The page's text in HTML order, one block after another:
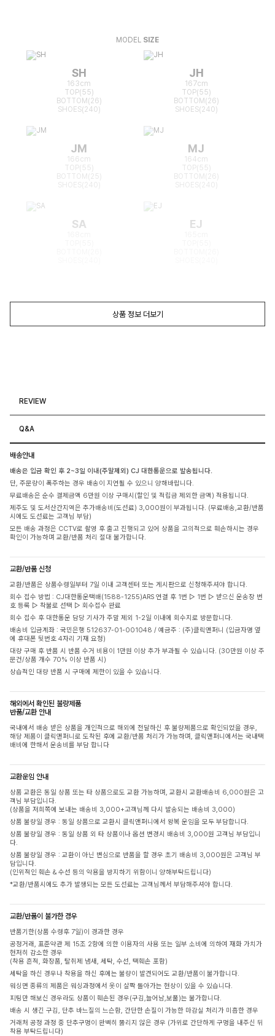
MODEL SIZE
SH
163cm
TOP(55)
BOTTOM(26)
SHOES(240)
JH
167cm
TOP(55)
BOTTOM(26)
SHOES(240)
JM
166cm
TOP(55)
BOTTOM(25)
MJ
164cm
TOP(55)
BOTTOM(26)
SA EJ
상품 정보 더보기
REVIEW
Q&A
배송안내
배송은 입금 확인 후 2~3일 이내(주말제외) CJ 대한통운으로 발송됩니다.
단, 주문량이 폭주하는 경우 배송이 지연될 수 있으니 양해바랍니다.
무료배송은 순수 결제금액 6만원 이상 구매시(할인 및 적립금 제외한 금액) 적용됩니다.
제주도 및 도서산간지역은 추가배송비(도선료) 3,000원이 부과됩니다. (무료배송,교환/반품
시에도 도선료는 고객님 부담)
모든 배송 과정은 CCTV로 촬영 후 출고 진행되고 있어 상품을 고의적으로 훼손하시는 경우
확인이 가능하며 교환/반품 처리 절대 불가합니다.
교환/반품 신청
교환/반품은 상품수령일부터 7일 이내 고객센터 또는 게시판으로 신청해주셔야 합니다.
회수 접수 방법 : CJ대한통운택배(1588-1255)ARS 연결 후 1번 ▷ 1번 ▷ 받으신 운송장 번
호 등록 ▷ 착불로 선택 ▷ 회수접수 완료
회수 접수 후 대한통운 담당 기사가 주말 제외 1-2일 이내에 회수지로 방문합니다.
배송비 입금계좌 : 국민은행 512637-01-001048 / 예금주 : (주)클릭앤퍼니 (입금자명 옆
에 휴대폰 뒷번호 4자리 기재 요청)
대량 구매 후 반품 시 반품 수거 비용이 1만원 이상 추가 부과될 수 있습니다. (30만원 이상 주
문건/상품 개수 70% 이상 반품 시)
상습적인 대량 반품 시 구매에 제한이 있을 수 있습니다.
해외에서 확인된 불량제품
반품/교환 안내
국내에서 배송 받은 상품을 개인적으로 해외에 전달하신 후 불량제품으로 확인되었을 경우,
해당 제품이 클릭앤퍼니로 도착된 후에 교환/반품 처리가 가능하며, 클릭앤퍼니에서는 국내택
배비에 한해서 운송비를 부담 합니다
교환운임 안내
상품 교환은 동일 상품 또는 타 상품으로도 교환 가능하며, 교환시 교환배송비 6,000원은 고
객님 부담입니다.
(상품을 저희쪽에 보내는 배송비 3,000+고객님께 다시 발송되는 배송비 3,000)
상품 불량일 경우 : 동일 상품으로 교환시 클릭앤퍼니에서 왕복 운임을 모두 부담합니다.
상품 불량일 경우 : 동일 상품 외 타 상품이나 옵션 변경시 배송비 3,000원 고객님 부담입니
다.
상품 불량일 경우 : 교환이 아닌 변심으로 반품을 할 경우 초기 배송비 3,000원은 고객님 부
담입니다.
(인위적인 훼손 & 수선 등의 악용을 방지하기 위함이니 양해부탁드립니다)
*교환/반품시에도 추가 발생되는 모든 도선료는 고객님께서 부담해주셔야 합니다.
교환/반품이 불가한 경우
반품기한(상품 수령후 7일)이 경과한 경우
공정거래, 표준약관 제 15조 2항에 의한 이용자의 사용 또는 일부 소비에 의하여 재화 가치가
현저히 감소한 경우
(착용 흔적, 화장품, 탈취제 냄새, 세탁, 수선, 택훼손 포함)
세탁을 하신 경우나 착용을 하신 후에는 불량이 발견되어도 교환/반품이 불가합니다.
워싱면 종류의 제품은 워싱과정에서 옷이 살짝 돌아가는 현상이 있을 수 있습니다.
피팅만 해보신 경우라도 상품이 훼손된 경우(구김,늘어남,보풀)는 불가합니다.
배송 시 생긴 구김, 단추 바느질의 느슨함, 간단한 손질이 가능한 마감실 처리가 미흡한 경우
거래처 공정 과정 중 단추구멍이 완벽히 뚫리지 않은 경우 (가위로 간단하게 구멍을 내주신 뒤
착용 부탁드립니다)